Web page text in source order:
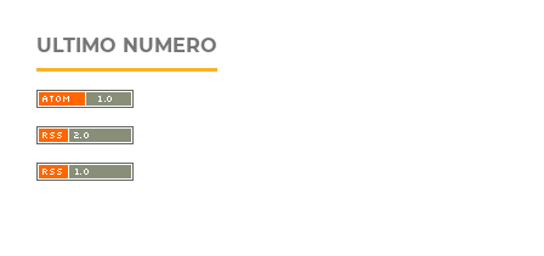
ULTIMO NUMERO